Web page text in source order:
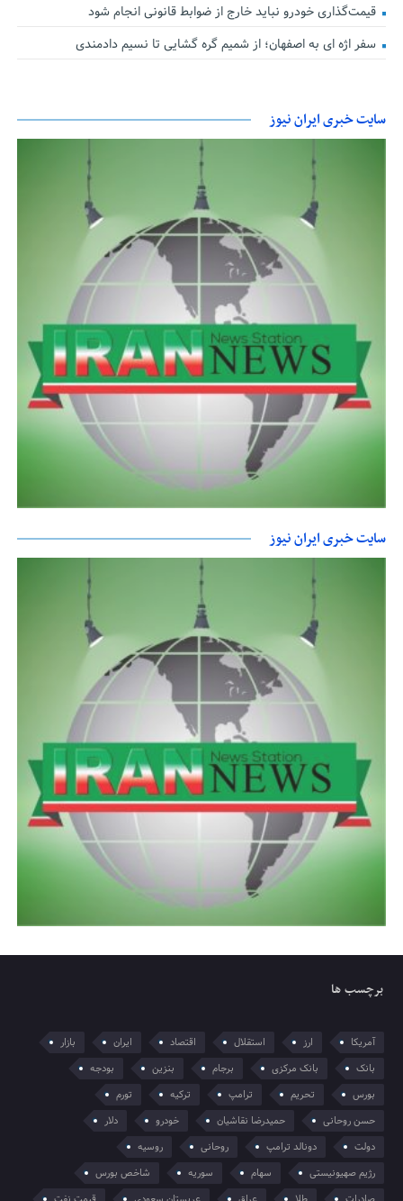
قیمت‌گذاری خودرو نباید خارج از ضوابط قانونی انجام شود
سفر اژه ای به اصفهان؛ از شمیم گره گشایی تا نسیم دادمندی
سایت خبری ایران نیوز
سایت خبری ایران نیوز
برچسب ها
آمریکا ارز استقلال اقتصاد ایران
بازار
بانک
بانک مرکزی برجام بنزین
بودجه
بورس
تحریم ترامپ ترکیه
تورم
حسن روحانی
حمیدرضا نقاشیان خودرو
دلار
دولت
دونالد ترامپ روحانی
روسیه
رژیم صهیونیستی
سهام سوریه
شاخص بورس